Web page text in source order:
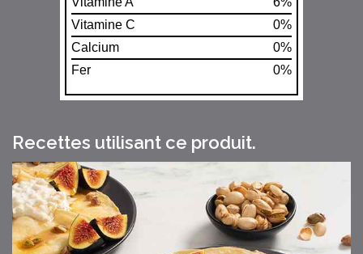
Vitamine C
0%
Calcium
0%
Fer
0%
Recettes utilisant ce produit.